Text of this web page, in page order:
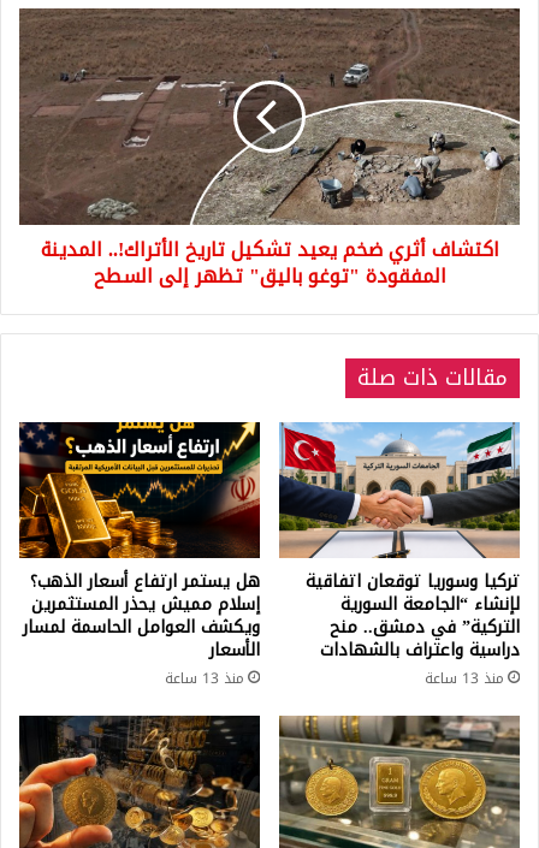
آمنة!
اكتشاف
أثري
ضخم
يعيد
تشكيل
تاريخ
الأتراك!..
المدينة
المفقودة
"توغو
إلى
اكتشاف أثري ضخم يعيد تشكيل تاريخ الأتراك!.. المدينة
المفقودة "توغو باليق" تظهر إلى السطح
مقالات ذات صلة
تركيا وسوريا توقعان اتفاقية
لإنشاء “الجامعة السورية
التركية” في دمشق.. منح
دراسية واعتراف بالشهادات
منذ 13 ساعة
هل يستمر ارتفاع أسعار الذهب؟
إسلام مميش يحذر المستثمرين
ويكشف العوامل الحاسمة لمسار
الأسعار
منذ 13 ساعة